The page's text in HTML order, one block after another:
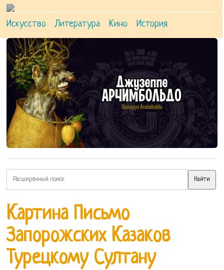
Искусство Литература Кино История
Картина Письмо
Запорожских Казаков
Турецкому Султану